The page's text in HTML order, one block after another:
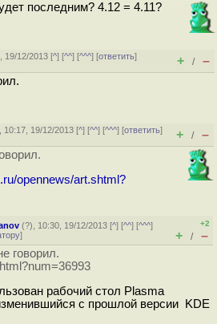
последним? 4.12 = 4.11?
19/12/2013 [^] [^^] [^^^] [ответить]
+ / –
10:17, 19/12/2013 [^] [^^] [^^^] [ответить]
+ / –
opennews/art.shtml?
(?), 10:30, 19/12/2013 [^] [^^] [^^^]
]
+2
+ / –
говорил.
рабочий стол Plasma
с прошлой версии KDE